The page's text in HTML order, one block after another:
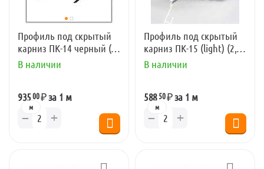
Профиль под скрытый
карниз ПК-14 черный (2
м)
В наличии
93500₽за 1 м
+
−
м
Профиль под скрытый
карниз ПК-15 (light) (2,5
м)
В наличии
58850₽за 1 м
+
−
м